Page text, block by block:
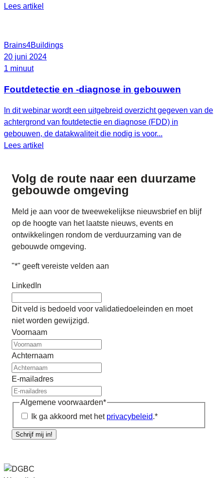
Lees artikel
Brains4Buildings
20 juni 2024
1 minuut
Foutdetectie en -diagnose in gebouwen
In dit webinar wordt een uitgebreid overzicht gegeven van de
achtergrond van foutdetectie en diagnose (FDD) in
gebouwen, de datakwaliteit die nodig is voor...
Lees artikel
Volg de route naar een duurzame
gebouwde omgeving
Meld je aan voor de tweewekelijkse nieuwsbrief en blijf
op de hoogte van het laatste nieuws, events en
ontwikkelingen rondom de verduurzaming van de
gebouwde omgeving.
"*" geeft vereiste velden aan
LinkedIn
Dit veld is bedoeld voor validatiedoeleinden en moet
niet worden gewijzigd.
Voornaam
Achternaam
E-mailadres
Algemene voorwaarden*
Ik ga akkoord met het privacybeleid.*
Schrijf mij in!